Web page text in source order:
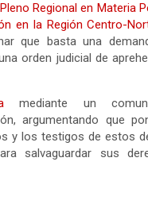
Pleno Regional en Materia
en la Región Centro-
que basta una
orden judicial de
mediante un
argumentando que
y los testigos de estos
salvaguardar sus